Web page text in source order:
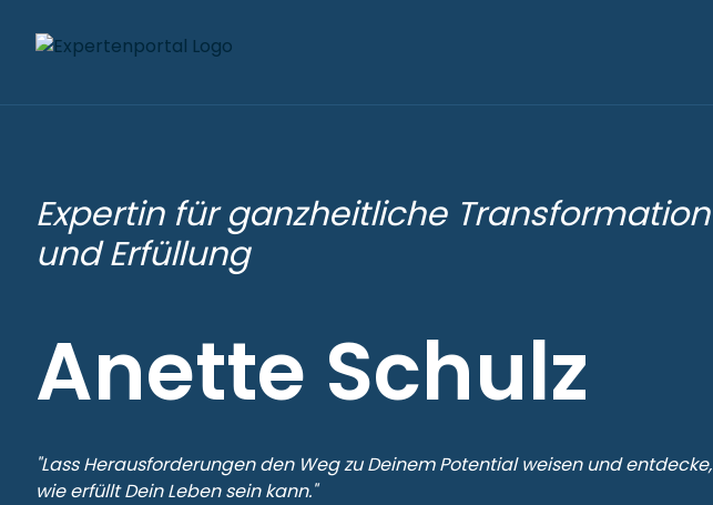
Expertin für ganzheitliche Transformation
und Erfüllung
Anette Schulz
"Lass Herausforderungen den Weg zu Deinem Potential weisen und entdecke,
wie erfüllt Dein Leben sein kann."